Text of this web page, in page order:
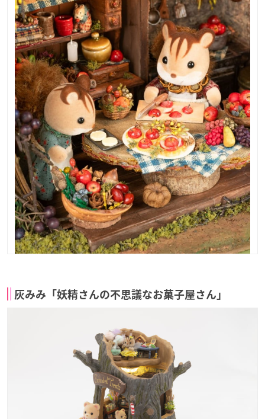
灰みみ「妖精さんの不思議なお菓子屋さん」